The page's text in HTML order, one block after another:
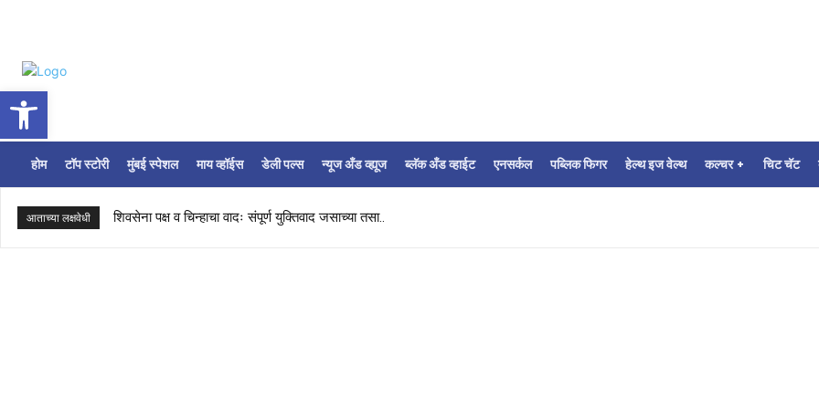
Open toolbar
होम टॉप स्टोरी मुंबई स्पेशल माय व्हॉईस डेली पल्स न्यूज अँड व्ह्यूज ब्लॅक अँड व्हाईट एनसर्कल पब्लिक फिगर हेल्थ इज वेल्थ कल्चर + चिट चॅट
आताच्या लक्षवेधी शिवसेना पक्ष व चिन्हाचा वादः संपूर्ण युक्तिवाद जसाच्या तसा..
शिवसेना खटलाः विधिमंडळ पक्षापेक्षा राजकीय पक्षाचेच वर्चस्व!